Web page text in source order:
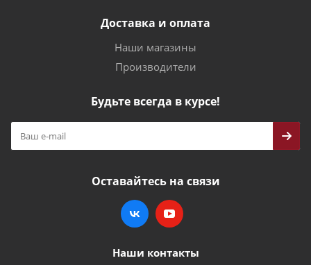
Доставка и оплата
Наши магазины
Производители
Будьте всегда в курсе!
Оставайтесь на связи
Наши контакты